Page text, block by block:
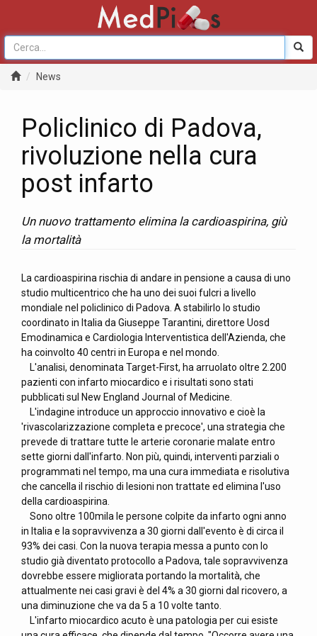
News
Policlinico di Padova,
rivoluzione nella cura
post infarto
Un nuovo trattamento elimina la cardioaspirina, giù
la mortalità
La cardioaspirina rischia di andare in pensione a causa di uno
studio multicentrico che ha uno dei suoi fulcri a livello
mondiale nel policlinico di Padova. A stabilirlo lo studio
coordinato in Italia da Giuseppe Tarantini, direttore Uosd
Emodinamica e Cardiologia Interventistica dell'Azienda, che
ha coinvolto 40 centri in Europa e nel mondo.
L'analisi, denominata Target-First, ha arruolato oltre 2.200
pazienti con infarto miocardico e i risultati sono stati
pubblicati sul New England Journal of Medicine.
L'indagine introduce un approccio innovativo e cioè la
'rivascolarizzazione completa e precoce', una strategia che
prevede di trattare tutte le arterie coronarie malate entro
sette giorni dall'infarto. Non più, quindi, interventi parziali o
programmati nel tempo, ma una cura immediata e risolutiva
che cancella il rischio di lesioni non trattate ed elimina l'uso
della cardioaspirina.
Sono oltre 100mila le persone colpite da infarto ogni anno
in Italia e la sopravvivenza a 30 giorni dall'evento è di circa il
93% dei casi. Con la nuova terapia messa a punto con lo
studio già diventato protocollo a Padova, tale sopravvivenza
dovrebbe essere migliorata portando la mortalità, che
attualmente nei casi gravi è del 4% a 30 giorni dal ricovero, a
una diminuzione che va da 5 a 10 volte tanto.
L'infarto miocardico acuto è una patologia per cui esiste